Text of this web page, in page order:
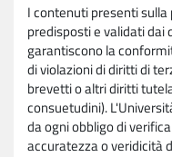
I contenuti presenti
predisposti e validati dai
garantiscono la
di violazioni di diritti di
brevetti o altri diritti
consuetudini).
da ogni obbligo di
accuratezza o veridicità